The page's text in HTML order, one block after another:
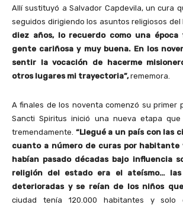
Allí sustituyó a Salvador Capdevila, un cura
seguidos dirigiendo los asuntos religiosos del
diez años, lo recuerdo como una
gente cariñosa y muy buena. En los
sentir la vocación de hacerme
otros lugares mi trayectoria”,rememora.
A finales de los noventa comenzó su primer
Sancti Spiritus inició una nueva etapa
tremendamente. “Llegué a un país con las
cuanto a número de curas por habitante
habían pasado décadas bajo influencia
religión del estado era el ateísmo… las
deterioradas y se reían de los niños
ciudad tenía 120.000 habitantes y solo